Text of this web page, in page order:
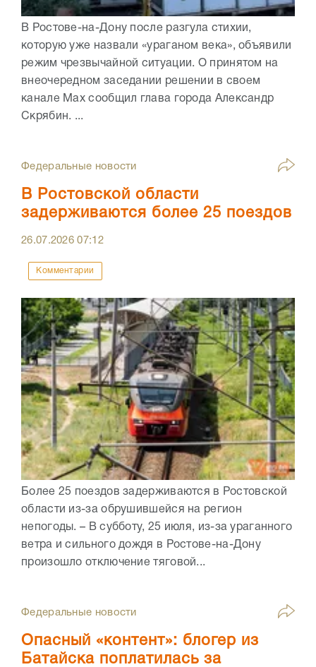
В Ростове-на-Дону после разгула стихии,
которую уже назвали «ураганом века», объявили
режим чрезвычайной ситуации. О принятом на
внеочередном заседании решении в своем
канале Max сообщил глава города Александр
Скрябин. ...
Федеральные новости
В Ростовской области
задерживаются более 25 поездов
26.07.202607:12
Комментарии
Более 25 поездов задерживаются в Ростовской
области из-за обрушившейся на регион
непогоды. – В субботу, 25 июля, из-за ураганного
ветра и сильного дождя в Ростове-на-Дону
произошло отключение тяговой...
Федеральные новости
Опасный «контент»: блогер из
Батайска поплатилась за